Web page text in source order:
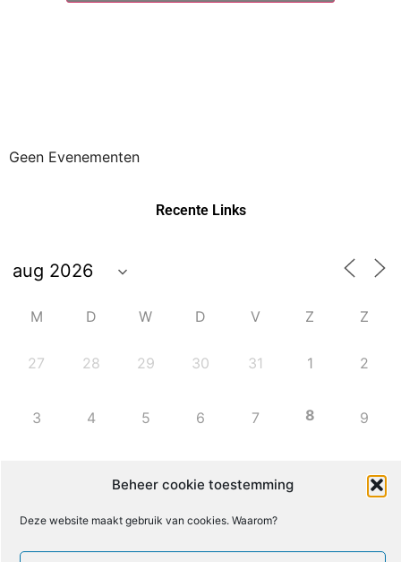
Beheer cookie toestemming
Deze website maakt gebruik van cookies. Waarom?
Geen Evenementen
Recente Links
M D W D V Z Z
27 28 29 30 31 1 2
3 4 5 6 7 8 9
16
17 18 19 20 21